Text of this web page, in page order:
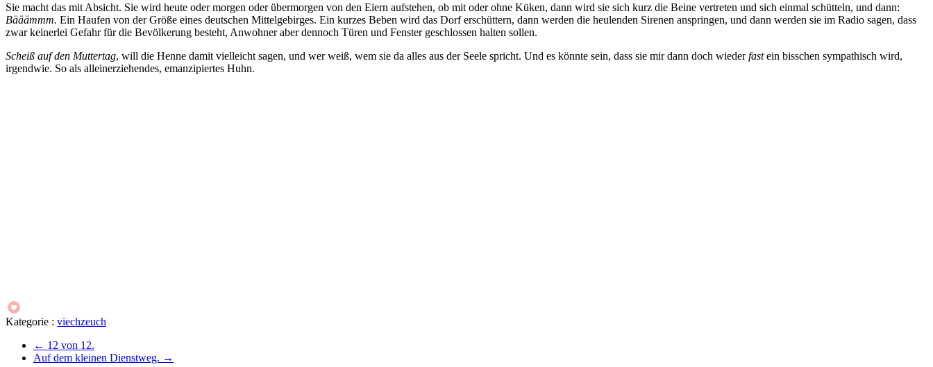
Sie macht das mit Absicht. Sie wird heute oder morgen oder übermorgen von den Eiern aufstehen, ob mit oder ohne Küken, dann wird sie sich kurz die Beine vertreten und sich einmal schütteln, und dann:
Bääämmm. Ein Haufen von der Größe eines deutschen Mittelgebirges. Ein kurzes Beben wird das Dorf erschüttern, dann werden die heulenden Sirenen anspringen, und dann werden sie im Radio sagen, dass
zwar keinerlei Gefahr für die Bevölkerung besteht, Anwohner aber dennoch Türen und Fenster geschlossen halten sollen.
Scheiß auf den Muttertag, will die Henne damit vielleicht sagen, und wer weiß, wem sie da alles aus der Seele spricht. Und es könnte sein, dass sie mir dann doch wiederfastein bisschen sympathisch wird,
irgendwie. So als alleinerziehendes, emanzipiertes Huhn.
Kategorie : viechzeuch
← 12 von 12.
Auf dem kleinen Dienstweg. →